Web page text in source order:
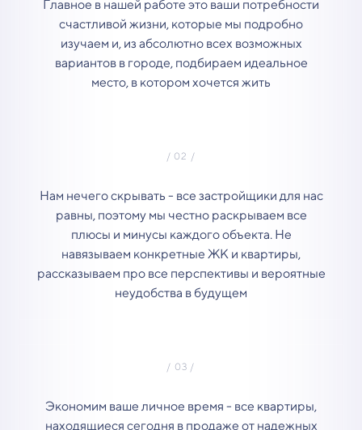
Главное в нашей работе это ваши потребности
счастливой жизни, которые мы подробно
изучаем и, из абсолютно всех возможных
вариантов в городе, подбираем идеальное
место, в котором хочется жить
Нам нечего скрывать - все застройщики для нас
равны, поэтому мы честно раскрываем все
плюсы и минусы каждого объекта. Не
навязываем конкретные ЖК и квартиры,
рассказываем про все перспективы и вероятные
неудобства в будущем
Экономим ваше личное время - все квартиры,
находящиеся сегодня в продаже от надежных